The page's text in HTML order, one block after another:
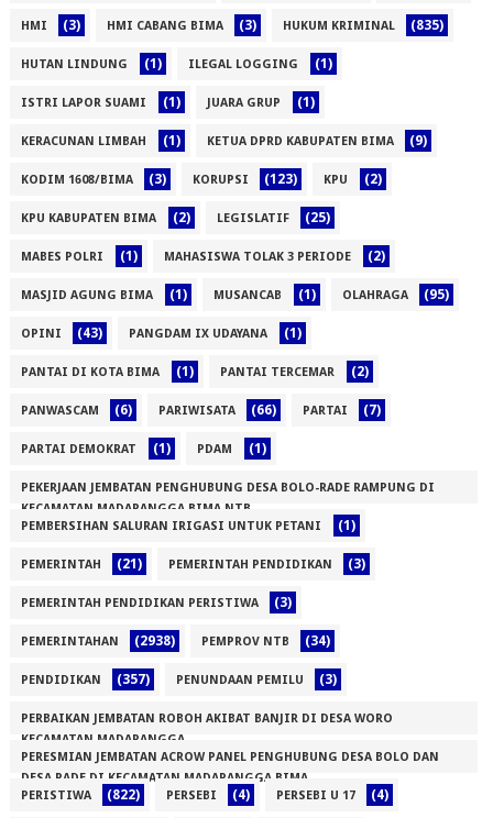
HMI (3) HMI CABANG BIMA (3) HUKUM KRIMINAL (835)
HUTAN LINDUNG (1) ILEGAL LOGGING (1)
ISTRI LAPOR SUAMI (1) JUARA GRUP (1)
KERACUNAN LIMBAH (1) KETUA DPRD KABUPATEN BIMA (9)
KODIM 1608/BIMA (3) KORUPSI (123) KPU (2)
KPU KABUPATEN BIMA (2) LEGISLATIF (25)
MABES POLRI (1) MAHASISWA TOLAK 3 PERIODE (2)
MASJID AGUNG BIMA (1) MUSANCAB (1) OLAHRAGA (95)
OPINI (43) PANGDAM IX UDAYANA (1)
PANTAI DI KOTA BIMA (1) PANTAI TERCEMAR (2)
PANWASCAM (6) PARIWISATA (66) PARTAI (7)
PARTAI DEMOKRAT (1) PDAM (1)
PEKERJAAN JEMBATAN PENGHUBUNG DESA BOLO-RADE RAMPUNG DI
KECAMATAN MADAPANGGA BIMA NTB
(1)PEMBERSIHAN SALURAN IRIGASI UNTUK PETANI (1)
PEMERINTAH (21) PEMERINTAH PENDIDIKAN (3)
PEMERINTAH PENDIDIKAN PERISTIWA (3)
PEMERINTAHAN (2938) PEMPROV NTB (34)
PENDIDIKAN (357) PENUNDAAN PEMILU (3)
PERBAIKAN JEMBATAN ROBOH AKIBAT BANJIR DI DESA WORO
KECAMATAN MADAPANGGA
(1)PERESMIAN JEMBATAN ACROW PANEL PENGHUBUNG DESA BOLO DAN
DESA RADE DI KECAMATAN MADAPANGGA BIMA
(1)PERISTIWA (822) PERSEBI (4) PERSEBI U 17 (4)